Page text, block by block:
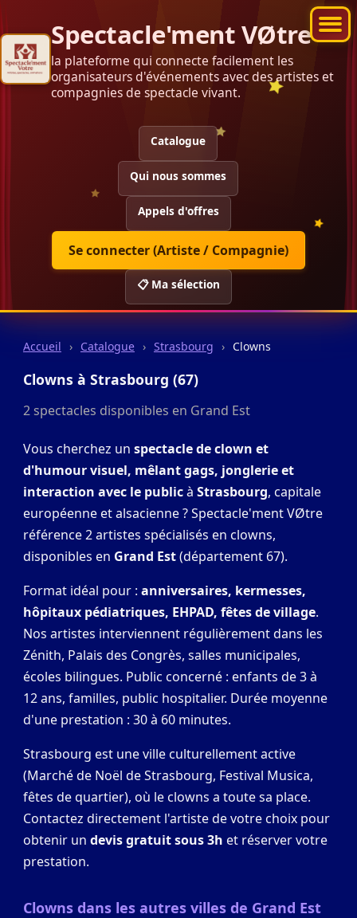
Spectacle'ment VØtre
la plateforme qui connecte facilement les
organisateurs d'événements avec des artistes et
compagnies de spectacle vivant.
Catalogue
Qui nous sommes
Appels d'offres
Se connecter (Artiste / Compagnie)
📋 Ma sélection
Accueil › Catalogue › Strasbourg › Clowns
Clowns à Strasbourg (67)
2 spectacles disponibles en Grand Est
Vous cherchez un spectacle de clown et
d'humour visuel, mêlant gags, jonglerie et
interaction avec le publicà Strasbourg, capitale
européenne et alsacienne ? Spectacle'ment VØtre
référence 2 artistes spécialisés en clowns,
disponibles en Grand Est(département 67).
Format idéal pour : anniversaires, kermesses,
hôpitaux pédiatriques, EHPAD, fêtes de village.
Nos artistes interviennent régulièrement dans les
Zénith, Palais des Congrès, salles municipales,
écoles bilingues. Public concerné : enfants de 3 à
12 ans, familles, public hospitalier. Durée moyenne
d'une prestation : 30 à 60 minutes.
Strasbourg est une ville culturellement active
(Marché de Noël de Strasbourg, Festival Musica,
fêtes de quartier), où le clowns a toute sa place.
Contactez directement l'artiste de votre choix pour
obtenir un devis gratuit sous 3h et réserver votre
prestation.
Clowns dans les autres villes de Grand Est